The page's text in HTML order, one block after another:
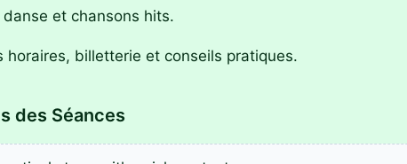
danse et chansons hits.
horaires, billetterie et conseils pratiques.
des Séances